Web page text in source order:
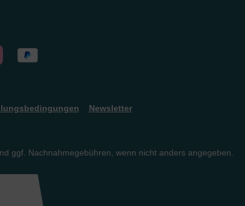
Newsletter
ggf. Nachnahmegebühren, wenn nicht anders angegeben.